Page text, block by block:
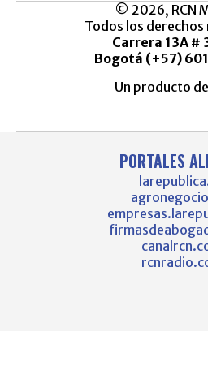
© 2026, RCN
Todos los
Carrera 13A #
Bogotá (+57)
Un producto de
PORTALES